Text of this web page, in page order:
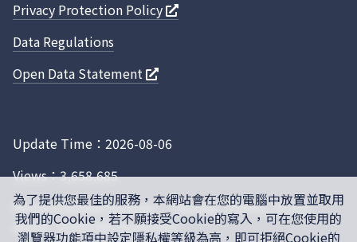
桃園市
H480
台灣中油股份有限公司
0701
公司林園聚丙烯廠
Privacy Protection Policy
Data Regulations
Open Data Statement
Update Time：2026-08-06
Views：3,658,685
Recommended browser： Chrome, Firefox, IE10.0
above, 1024x768 resolution
為了提供您最佳的服務，本網站會在您的電腦中放置並取用
我們的Cookie，若不願接受Cookie的寫入，可在您使用的
瀏覽器功能項中設定隱私權等級為高，即可拒絕Cookie的